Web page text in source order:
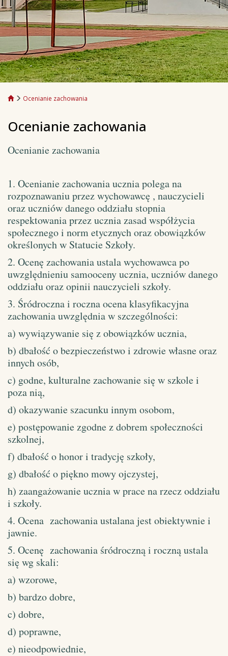
Ocenianie zachowania
Ocenianie zachowania
Ocenianie zachowania
1. Ocenianie zachowania ucznia polega na
rozpoznawaniu przez wychowawcę , nauczycieli
oraz uczniów danego oddziału stopnia
respektowania przez ucznia zasad współżycia
społecznego i norm etycznych oraz obowiązków
określonych w Statucie Szkoły.
2. Ocenę zachowania ustala wychowawca po
uwzględnieniu samooceny ucznia, uczniów danego
oddziału oraz opinii nauczycieli szkoły.
3. Śródroczna i roczna ocena klasyfikacyjna
zachowania uwzględnia w szczególności:
a) wywiązywanie się z obowiązków ucznia,
b) dbałość o bezpieczeństwo i zdrowie własne oraz
innych osób,
c) godne, kulturalne zachowanie się w szkole i
poza nią,
d) okazywanie szacunku innym osobom,
e) postępowanie zgodne z dobrem społeczności
szkolnej,
f) dbałość o honor i tradycję szkoły,
g) dbałość o piękno mowy ojczystej,
h) zaangażowanie ucznia w prace na rzecz oddziału
i szkoły.
4. Ocena zachowania ustalana jest obiektywnie i
jawnie.
5. Ocenę zachowania śródroczną i roczną ustala
się wg skali:
a) wzorowe,
b) bardzo dobre,
c) dobre,
d) poprawne,
e) nieodpowiednie,